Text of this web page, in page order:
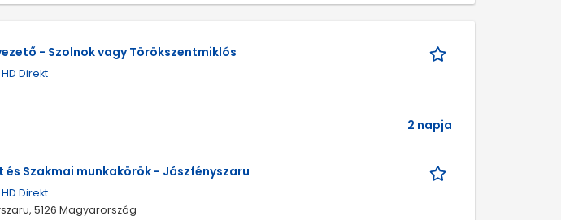
- Szolnok vagy Törökszentmiklós
HD Direkt
2 napja
Szakmai munkakörök - Jászfényszaru
HD Direkt
5126 Magyarország